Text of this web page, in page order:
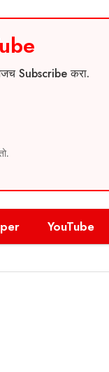
Subscribe करा.
YouTube